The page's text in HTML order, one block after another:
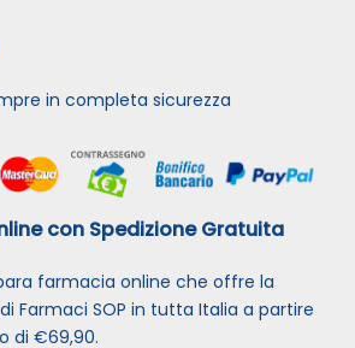
in completa sicurezza
con Spedizione Gratuita
farmacia online che offre la
Farmaci SOP in tutta Italia a partire
di €69,90.